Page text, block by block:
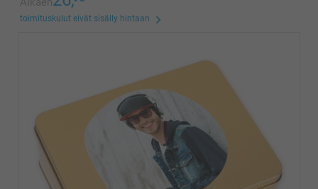
toimituskulut eivät sisälly hintaan